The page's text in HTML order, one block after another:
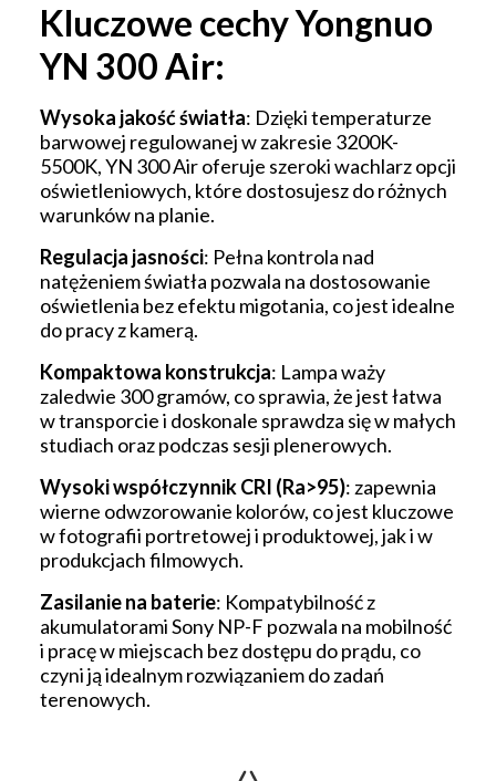
Kluczowe cechy Yongnuo
YN 300 Air:
Wysoka jakość światła: Dzięki temperaturze
barwowej regulowanej w zakresie 3200K-
5500K, YN 300 Air oferuje szeroki wachlarz opcji
oświetleniowych, które dostosujesz do różnych
warunków na planie.
Regulacja jasności: Pełna kontrola nad
natężeniem światła pozwala na dostosowanie
oświetlenia bez efektu migotania, co jest idealne
do pracy z kamerą.
Kompaktowa konstrukcja: Lampa waży
zaledwie 300 gramów, co sprawia, że jest łatwa
w transporcie i doskonale sprawdza się w małych
studiach oraz podczas sesji plenerowych.
Wysoki współczynnik CRI (Ra>95): zapewnia
wierne odwzorowanie kolorów, co jest kluczowe
w fotografii portretowej i produktowej, jak i w
produkcjach filmowych.
Zasilanie na baterie: Kompatybilność z
akumulatorami Sony NP-F pozwala na mobilność
i pracę w miejscach bez dostępu do prądu, co
czyni ją idealnym rozwiązaniem do zadań
terenowych.